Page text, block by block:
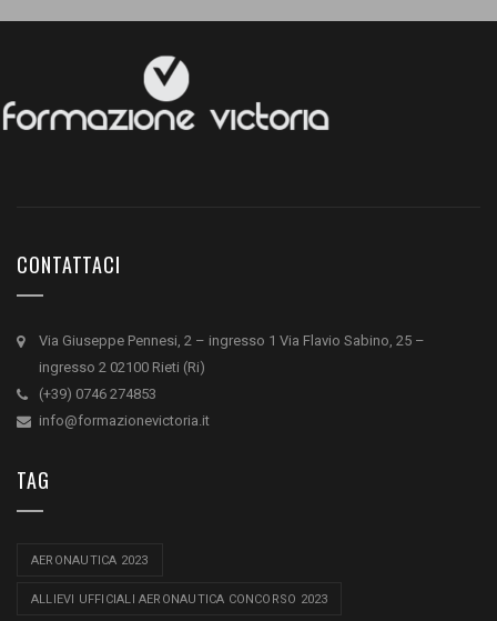
CONTATTACI
Via Giuseppe Pennesi, 2 – ingresso 1 Via Flavio Sabino, 25 –
ingresso 2 02100 Rieti (Ri)
(+39) 0746 274853
info@formazionevictoria.it
TAG
AERONAUTICA 2023
ALLIEVI UFFICIALI AERONAUTICA CONCORSO 2023